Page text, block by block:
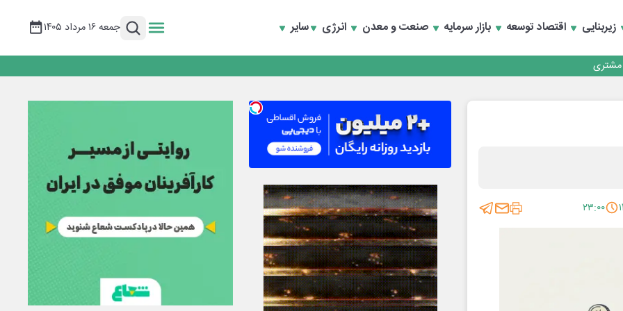
زیربنایی اقتصاد توسعه بازار سرمایه صنعت و معدن انرژی سایر جمعه ۱۶ مرداد ۱۴۰۵
و بازسازی اعتماد مشتریان
مشتری
و بازسازی اعتماد مشتریان
۲۳:۰۰